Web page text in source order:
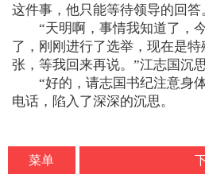
这件事，他只能等待领导的回答
“天明啊，事情我知道了，今
了，刚刚进行了选举，现在是
张，等我回来再说。”江志国沉
“好的，请志国书纪注意身体
电话，陷入了深深的沉思。
菜单